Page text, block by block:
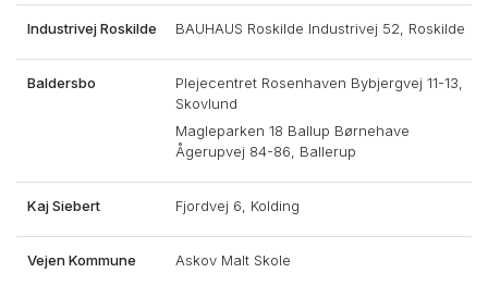
Industrivej Roskilde BAUHAUS Roskilde Industrivej 52, Roskilde
Baldersbo
Plejecentret Rosenhaven Bybjergvej 11-13,
Skovlund
Magleparken 18 Ballup Børnehave
Ågerupvej 84-86, Ballerup
Kaj Siebert Fjordvej 6, Kolding
Vejen Kommune Askov Malt Skole